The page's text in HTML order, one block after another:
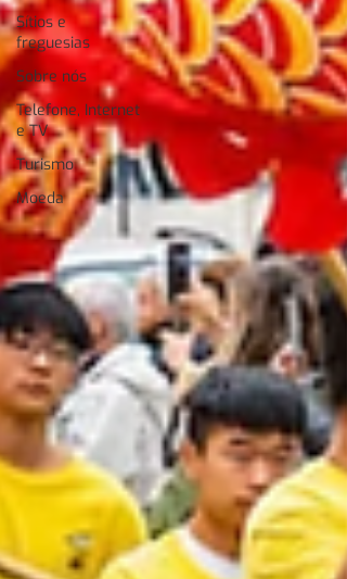
Sítios e
freguesias
Sobre nós
Telefone, Internet
e TV
Turismo
Moeda